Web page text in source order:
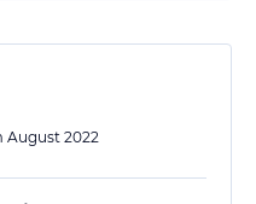
August 2022